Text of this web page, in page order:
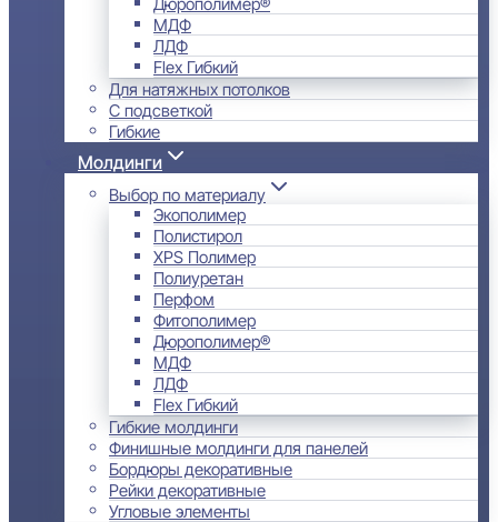
МДФ
ЛДФ
Flex Гибкий
Для натяжных потолков
С подсветкой
Гибкие
Молдинги
Выбор по материалу
Экополимер
Полистирол
XPS Полимер
Полиуретан
Перфом
Фитополимер
Дюрополимер®
МДФ
ЛДФ
Flex Гибкий
Гибкие молдинги
Финишные молдинги для панелей
Бордюры декоративные
Рейки декоративные
Угловые элементы